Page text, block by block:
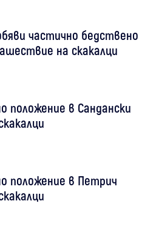
частично бедствено
на скакалци
положение в Сандански
положение в Петрич